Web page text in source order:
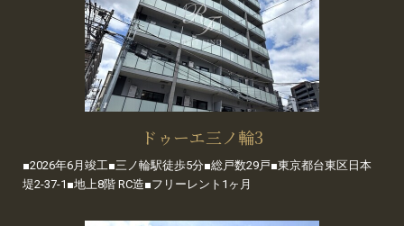
ドゥーエ三ノ輪3
■2026年6月竣工■三ノ輪駅徒歩5分■総戸数29戸■東京都台東区日本
堤2-37-1■地上8階 RC造■フリーレント1ヶ月